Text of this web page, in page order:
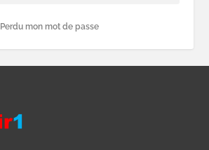
Perdu mon mot de passe